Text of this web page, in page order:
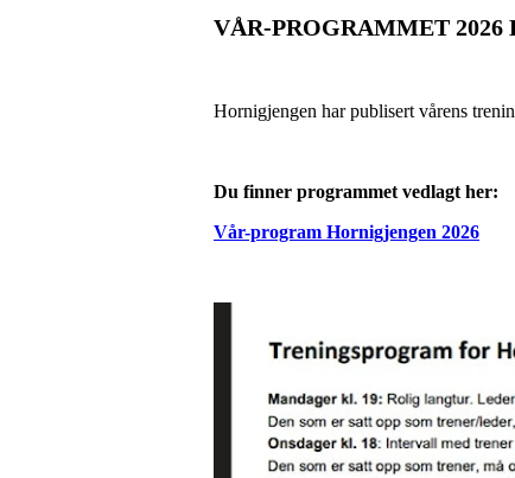
VÅR-PROGRAMMET 2026
Hornigjengen har publisert vårens
Du finner programmet vedlagt her:
Vår-program Hornigjengen 2026